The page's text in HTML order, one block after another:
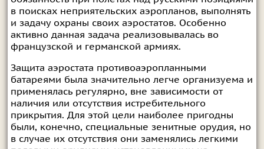
в поисках неприятельских аэропланов, выполнять
и задачу охраны своих аэростатов. Особенно
активно данная задача реализовывалась во
французской и германской армиях.
Защита аэростата противоаэропланными
батареями была значительно легче организуема и
применялась регулярно, вне зависимости от
наличия или отсутствия истребительного
прикрытия. Для этой цели наиболее пригодны
были, конечно, специальные зенитные орудия, но
в случае их отсутствия они заменялись легкими